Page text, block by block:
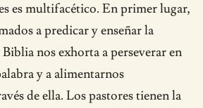
es multifacético. En primer lugar,
a predicar y enseñar la
nos exhorta a perseverar en
y a alimentarnos
de ella. Los pastores tienen la